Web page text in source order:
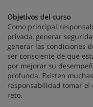
Objetivos del curso
Como principal
privada, generar
generar las condiciones
ser consciente de que
por mejorar su
profunda. Existen
responsabilidad tomar el
reto.